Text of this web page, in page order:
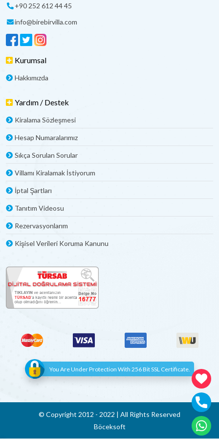
Ailesi, yakınları ve sevdikleriyle birlikte konaklamak
özellikleri daha kapsamlı hale geldikçe fiyatlar yükselmekte
ve günlük fiyat aralığı da çoğalmaktadır.
Kiralık Tatil Villa Fiyatları neye göre Belirleniyor?
Kiralık Tatil Villa
fiyatlandırmalar sezona göre, seçilen tarih aralığına göre ve
yaz sezonunda kiralanan kiralık villalar daha yüksek
bedelleri düşüş gösterebilmektedir.
Tüp gaz ve klima kullanımı, haftada bir temizlik ve çarşaf,
havuz ve bahçe bakımları, olmazsa olmaz wi-fi, fiyatlara
Gelirken Yanımızda Neler Getirmeliyiz?
Sadece özel eşyalarınızı yanınızda getirmeniz yeterli
olacaktır. Çarşaf, Nevresim takımı vs. ürünlerin tamamı
villalarda mevcuttur. Şampuan, plaj havlusu vs. özel
eşyalarınızı kiralık villanıza gelirken yanınızda getirebilirsiniz.
Kiralık Villalarda kişi kapasiteleri, yatak kapasitesiyle aynıdır,
bu sebeple villaların açıklama kısmında belirtilmiş olan
Villalardaki kişi kapasitelerine çocuklarda dâhil edilmektedir.
Villaların temizlikleri sizin villaya giriş-çıkış saatleriniz
arasındaki zaman diliminde yapılmaktadır. Haftalık
kiralamalarda, hafta içerisinde talep edilen ekstra temizlik
fiyata dâhil değildir. Bir haftadan uzun süreli konaklamalarda
+90 252 612 44 45
info@birebirvilla.com
Kurumsal
Hakkımızda
Yardım / Destek
Kiralama Sözleşmesi
Hesap Numaralarımız
Sıkça Sorulan Sorular
Villamı Kiralamak İstiyorum
İptal Şartları
Tanıtım Videosu
Rezervasyonlarım
Kişisel Verileri Koruma Kanunu
You Are Under Protection With 256 Bit SSL Certificate.
© Copyright 2012 - 2022 | All Rights Reserved
Böceksoft